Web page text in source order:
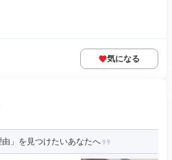
気になる
」を見つけたいあなたへ